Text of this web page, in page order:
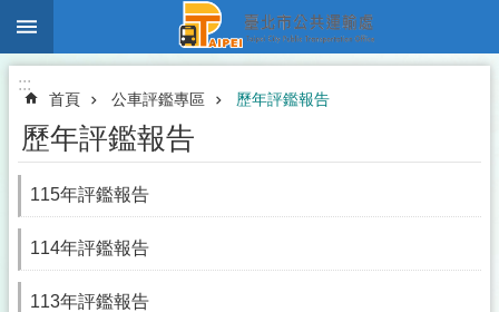
跳到主要內容區塊
:::
首頁 公車評鑑專區 歷年評鑑報告
歷年評鑑報告
115年評鑑報告
114年評鑑報告
113年評鑑報告